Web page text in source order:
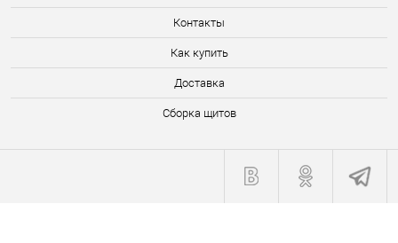
Контакты
Как купить
Доставка
Сборка щитов